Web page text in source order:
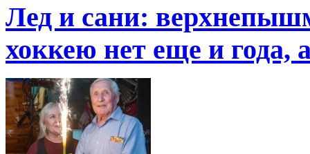
Лед и сани:
хоккею нет еще и года,